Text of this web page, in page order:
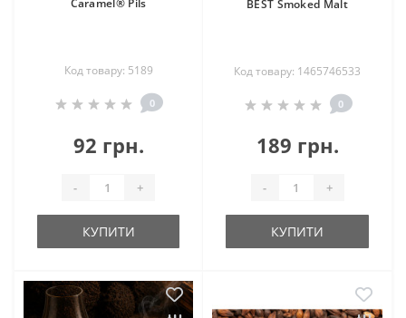
Caramel® Pils
Код товару: 5189
0
92 грн.
- +
КУПИТИ
BEST Smoked Malt
Код товару: 1465746533
0
189 грн.
- +
КУПИТИ